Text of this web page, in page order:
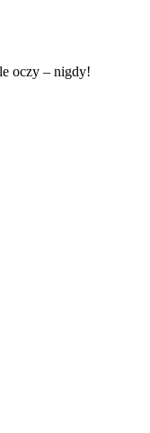
oczy – nigdy!